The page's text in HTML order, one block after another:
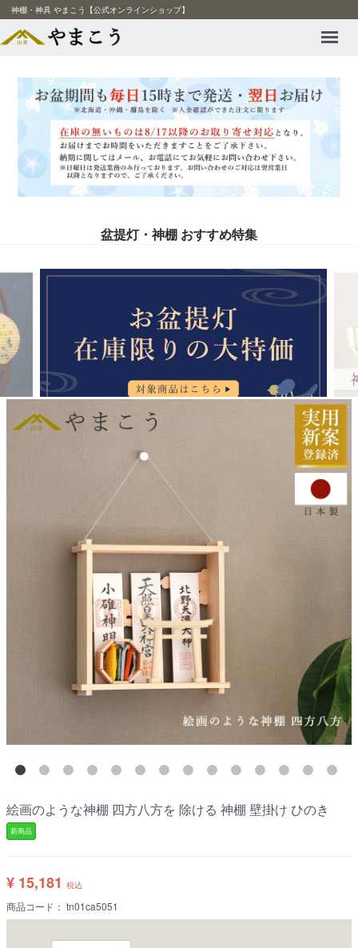
神棚・神具 やまこう【公式オンラインショップ】
盆提灯・神棚 おすすめ特集
絵画のような神棚 四方八方を 除ける 神棚 壁掛け ひのき
新商品
¥ 15,181 税込
商品コード： tn01ca5051